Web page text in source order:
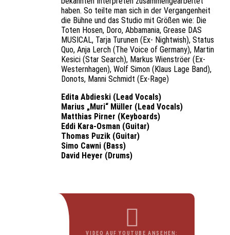
haben. So teilte man sich in der Vergangenheit
die Bühne und das Studio mit Größen wie: Die
Toten Hosen, Doro, Abbamania, Grease DAS
MUSICAL, Tarja Turunen (Ex- Nightwish), Status
Quo, Anja Lerch (The Voice of Germany), Martin
Kesici (Star Search), Markus Wienströer (Ex-
Westernhagen), Wolf Simon (Klaus Lage Band),
Donots, Manni Schmidt (Ex-Rage)
Edita Abdieski (Lead Vocals)
Marius „Muri“ Müller (Lead Vocals)
Matthias Pirner (Keyboards)
Eddi Kara-Osman (Guitar)
Thomas Puzik (Guitar)
Simo Cawni (Bass)
David Heyer (Drums)
VIDEO AUF YOUTUBE ANSEHEN: